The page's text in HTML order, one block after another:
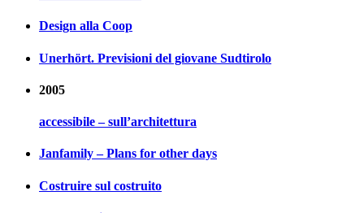
Design alla Coop
Unerhört. Previsioni del giovane Sudtirolo
2005
accessibile – sull’architettura
Janfamily – Plans for other days
Costruire sul costruito